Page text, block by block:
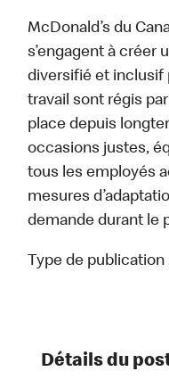
McDonald’s du
s’engagent à créer
diversifié et inclusif
travail sont régis
place depuis
occasions justes,
tous les employés
mesures
demande durant le
Type de publication
Détails du